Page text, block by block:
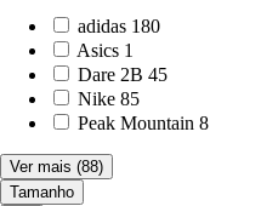
adidas 180
Asics 1
Dare 2B 45
Nike 85
Peak Mountain 8
Ver mais (88)
Tamanho